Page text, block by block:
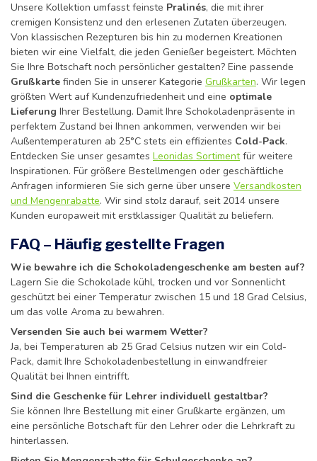
Unsere Kollektion umfasst feinste Pralinés, die mit ihrer
cremigen Konsistenz und den erlesenen Zutaten überzeugen.
Von klassischen Rezepturen bis hin zu modernen Kreationen
bieten wir eine Vielfalt, die jeden Genießer begeistert. Möchten
Sie Ihre Botschaft noch persönlicher gestalten? Eine passende
Grußkarte finden Sie in unserer Kategorie Grußkarten. Wir legen
größten Wert auf Kundenzufriedenheit und eine optimale
Lieferung Ihrer Bestellung. Damit Ihre Schokoladenpräsente in
perfektem Zustand bei Ihnen ankommen, verwenden wir bei
Außentemperaturen ab 25°C stets ein effizientes Cold-Pack.
Entdecken Sie unser gesamtes Leonidas Sortimentfür weitere
Inspirationen. Für größere Bestellmengen oder geschäftliche
Anfragen informieren Sie sich gerne über unsere Versandkosten
und Mengenrabatte. Wir sind stolz darauf, seit 2014 unsere
Kunden europaweit mit erstklassiger Qualität zu beliefern.
FAQ – Häufig gestellte Fragen
Wie bewahre ich die Schokoladengeschenke am besten auf?
Lagern Sie die Schokolade kühl, trocken und vor Sonnenlicht
geschützt bei einer Temperatur zwischen 15 und 18 Grad Celsius,
um das volle Aroma zu bewahren.
Versenden Sie auch bei warmem Wetter?
Ja, bei Temperaturen ab 25 Grad Celsius nutzen wir ein Cold-
Pack, damit Ihre Schokoladenbestellung in einwandfreier
Qualität bei Ihnen eintrifft.
Sind die Geschenke für Lehrer individuell gestaltbar?
Sie können Ihre Bestellung mit einer Grußkarte ergänzen, um
eine persönliche Botschaft für den Lehrer oder die Lehrkraft zu
hinterlassen.